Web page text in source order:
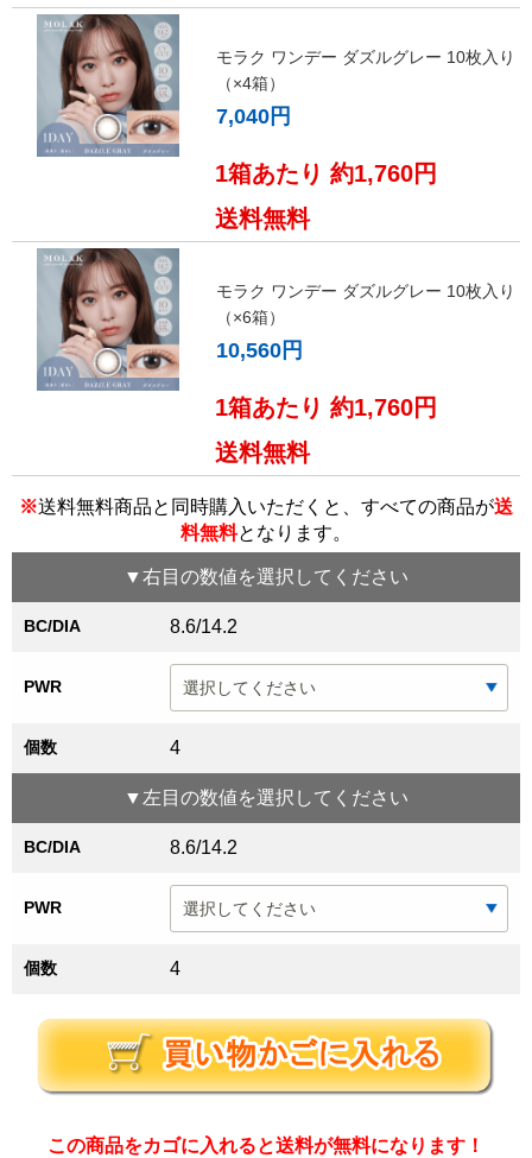
モラク ワンデー ダズルグレー 10枚入り
（×4箱）
7,040円
1箱あたり 約1,760円
送料無料
モラク ワンデー ダズルグレー 10枚入り
（×6箱）
10,560円
1箱あたり 約1,760円
送料無料
※送料無料商品と同時購入いただくと、すべての商品が送
料無料となります。
▼右目 の数値を選択してください
BC/DIA 8.6/14.2
PWR
個数 4
▼ 左目 の数値を選択してください
BC/DIA 8.6/14.2
PWR
個数 4
この商品をカゴに入れると送料が無料になります！